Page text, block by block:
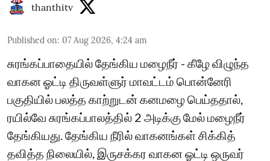
thanthitv
Published on: 07 Aug 2026, 4:24 am
சுரங்கப்பாதையில் தேங்கிய மழைநீர் - கீழே விழுந்த
வாகன ஓட்டி திருவள்ளுர் மாவட்டம் பொன்னேரி
பகுதியில் பலத்த காற்றுடன் கனமழை பெய்ததால்,
ரயில்வே சுரங்கப்பாலத்தில் 2 அடிக்கு மேல் மழைநீர்
தேங்கியது. தேங்கிய நீரில் வாகனங்கள் சிக்கித்
தவித்த நிலையில், இருசக்கர வாகன ஓட்டி ஒருவர்